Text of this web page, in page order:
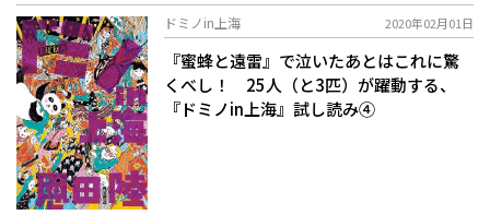
ドミノin上海 2020年02月01日
『蜜蜂と遠雷』で泣いたあとはこれに驚
くべし！ 25人（と3匹）が躍動する、
『ドミノin上海』試し読み④